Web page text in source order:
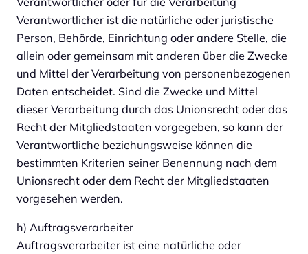
Verantwortlicher ist die natürliche oder juristische
Person, Behörde, Einrichtung oder andere Stelle, die
allein oder gemeinsam mit anderen über die Zwecke
und Mittel der Verarbeitung von personenbezogenen
Daten entscheidet. Sind die Zwecke und Mittel
dieser Verarbeitung durch das Unionsrecht oder das
Recht der Mitgliedstaaten vorgegeben, so kann der
Verantwortliche beziehungsweise können die
bestimmten Kriterien seiner Benennung nach dem
Unionsrecht oder dem Recht der Mitgliedstaaten
vorgesehen werden.
h) Auftragsverarbeiter
Auftragsverarbeiter ist eine natürliche oder